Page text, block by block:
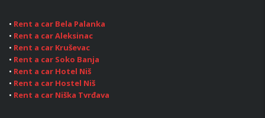
• Rent a car Bela Palanka
• Rent a car Aleksinac
• Rent a car Kruševac
• Rent a car Soko Banja
• Rent a car Hotel Niš
• Rent a car Hostel Niš
• Rent a car Niška Tvrđava